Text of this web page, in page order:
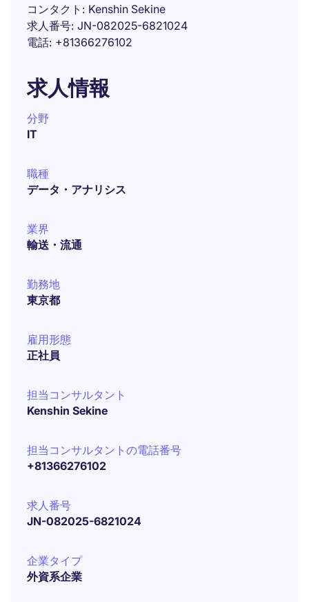
コンタクト
Kenshin Sekine
求人番号 JN-082025-6821024
電話 +81366276102
求人情報
分野
IT
職種
データ・アナリシス
業界
輸送・流通
勤務地
東京都
雇用形態
正社員
担当コンサルタント
Kenshin Sekine
担当コンサルタントの電話番号
+81366276102
求人番号
JN-082025-6821024
企業タイプ
外資系企業